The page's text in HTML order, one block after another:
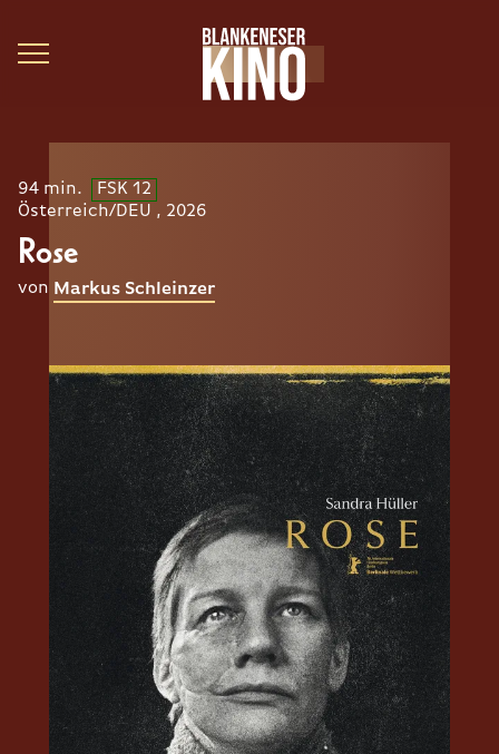
94 min.
FSK 12
Österreich/DEU , 2026
Rose
von Markus Schleinzer